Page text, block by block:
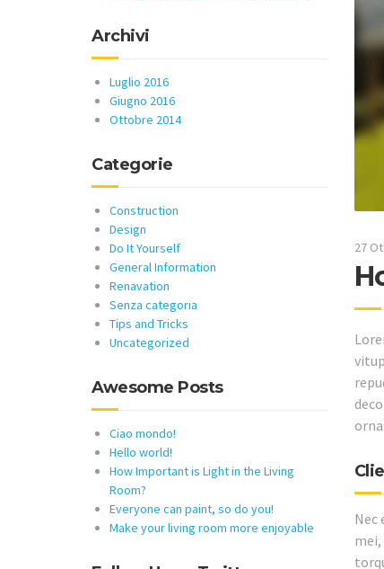
27
Nec
Archivi
Luglio 2016
Giugno 2016
Ottobre 2014
Categorie
Construction
Design
Do It Yourself
General Information
Renavation
Senza categoria
Tips and Tricks
Uncategorized
Awesome Posts
Ciao mondo!
Hello world!
How Important is Light in the Living
Room?
Everyone can paint, so do you!
Make your living room more enjoyable